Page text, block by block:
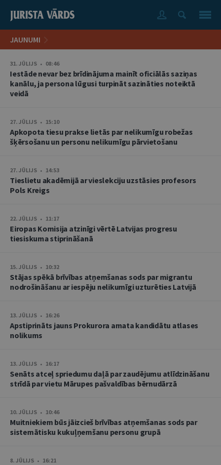
JAUNUMI
31. JŪLIJS • 08:46
Iestāde nevar bez brīdinājuma mainīt oficiālās saziņas
kanālu, ja persona lūgusi turpināt sazināties noteiktā
veidā
27. JŪLIJS • 15:10
Apkopota tiesu prakse lietās par nelikumīgu robežas
šķērsošanu un personu nelikumīgu pārvietošanu
27. JŪLIJS • 14:53
Tieslietu akadēmijā ar vieslekciju uzstāsies profesors
Pols Kreigs
22. JŪLIJS • 11:17
Eiropas Komisija atzinīgi vērtē Latvijas progresu
tiesiskuma stiprināšanā
15. JŪLIJS • 10:32
Stājas spēkā brīvības atņemšanas sods par migrantu
nodrošināšanu ar iespēju nelikumīgi uzturēties Latvijā
13. JŪLIJS • 16:26
Apstiprināts jauns Prokurora amata kandidātu atlases
nolikums
13. JŪLIJS • 16:17
Senāts atceļ spriedumu daļā par zaudējumu atlīdzināšanu
strīdā par vietu Mārupes pašvaldības bērnudārzā
10. JŪLIJS • 10:46
Muitniekiem būs jāizcieš brīvības atņemšanas sods par
sistemātisku kukuļņemšanu personu grupā
8. JŪLIJS • 16:21